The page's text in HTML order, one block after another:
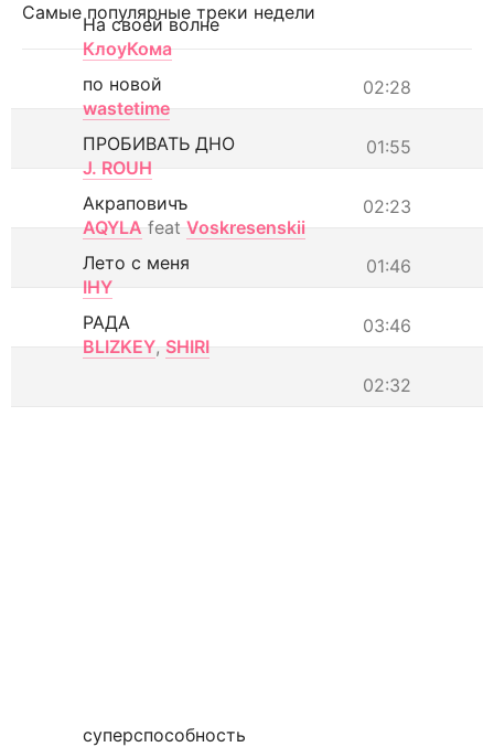
Самые популярные треки недели
На своей волне
КлоуКома
02:28
по новой
wastetime
01:55
ПРОБИВАТЬ ДНО
J. ROUH
02:23
Акраповичъ
AQYLA feat Voskresenskii
01:46
Лето с меня
IHY
03:46
РАДА
BLIZKEY, SHIRI
02:32
суперспособность